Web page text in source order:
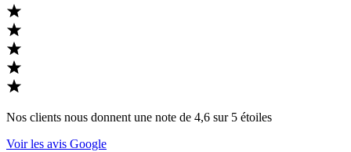
Nos clients nous donnent une note de 4,6 sur 5 étoiles
Voir les avis Google